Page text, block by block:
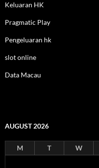
Keluaran HK
Pragmatic Play
Pengeluaran hk
slot online
Data Macau
AUGUST 2026
M T W